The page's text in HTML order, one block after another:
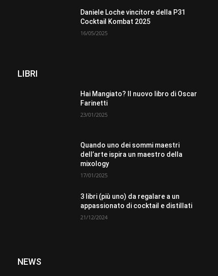
Daniele Loche vincitore della P31
Cocktail Kombat 2025
16/05/2025
LIBRI
Hai Mangiato? Il nuovo libro di Oscar
Farinetti
23/01/2025
Quando uno dei sommi maestri
dell’arte ispira un maestro della
mixology
17/01/2025
3 libri (più uno) da regalare a un
appassionato di cocktail e distillati
21/12/2024
NEWS